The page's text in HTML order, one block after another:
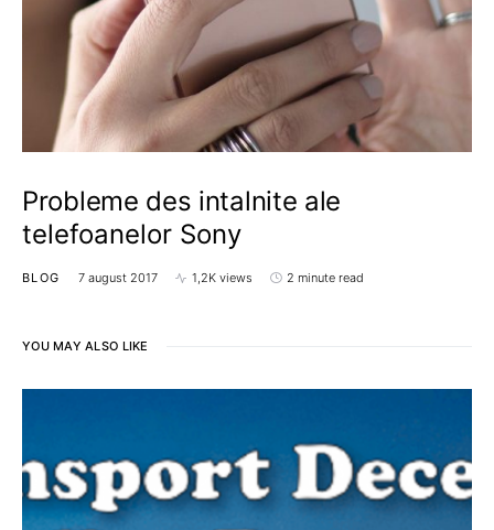
Probleme des intalnite ale
telefoanelor Sony
BLOG 7 august 2017 1,2K views 2 minute read
YOU MAY ALSO LIKE